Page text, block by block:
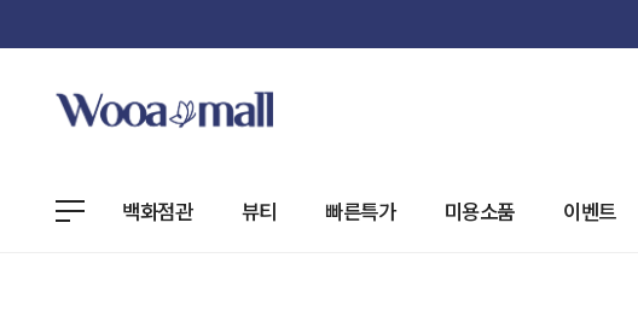
백화점관 뷰티 빠른특가 미용소품 이벤트